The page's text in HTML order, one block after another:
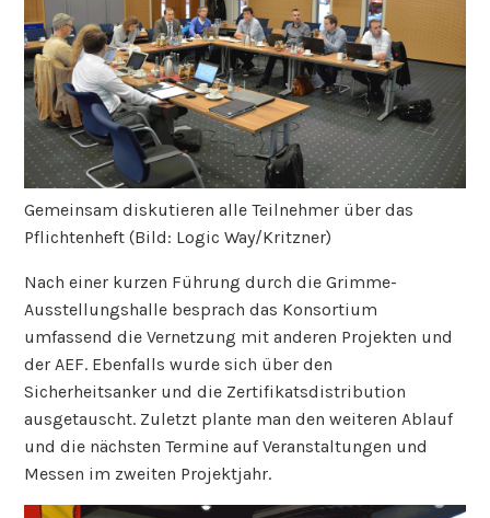
Gemeinsam diskutieren alle Teilnehmer über das
Pflichtenheft (Bild: Logic Way/Kritzner)
Nach einer kurzen Führung durch die Grimme-
Ausstellungshalle besprach das Konsortium
umfassend die Vernetzung mit anderen Projekten und
der AEF. Ebenfalls wurde sich über den
Sicherheitsanker und die Zertifikatsdistribution
ausgetauscht. Zuletzt plante man den weiteren Ablauf
und die nächsten Termine auf Veranstaltungen und
Messen im zweiten Projektjahr.